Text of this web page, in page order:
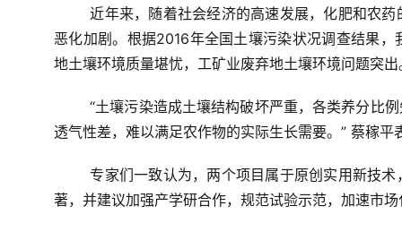
近年来，随着社会经济的高速发展，化肥和农
恶化加剧。根据2016年全国土壤污染状况调查结果，
地土壤环境质量堪忧，工矿业废弃地土壤环境问题突出
“土壤污染造成土壤结构破坏严重，各类养分比
透气性差，难以满足农作物的实际生长需要。” 蔡稼平
专家们一致认为，两个项目属于原创实用新技
著，并建议加强产学研合作，规范试验示范，加速市